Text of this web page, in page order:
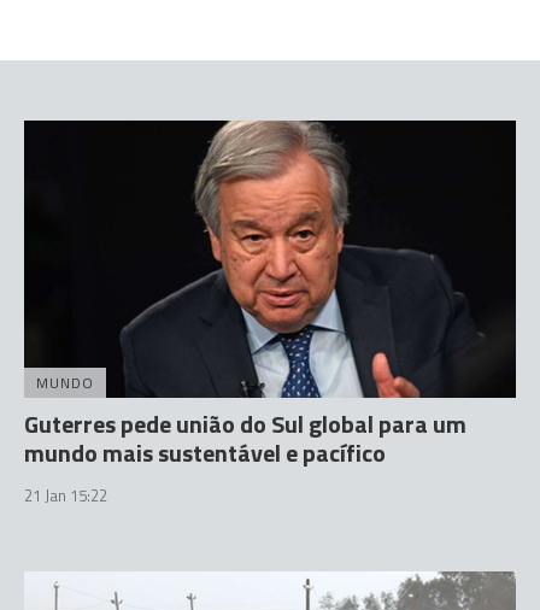
MUNDO
Guterres pede união do Sul global para um
mundo mais sustentável e pacífico
21 Jan 15:22